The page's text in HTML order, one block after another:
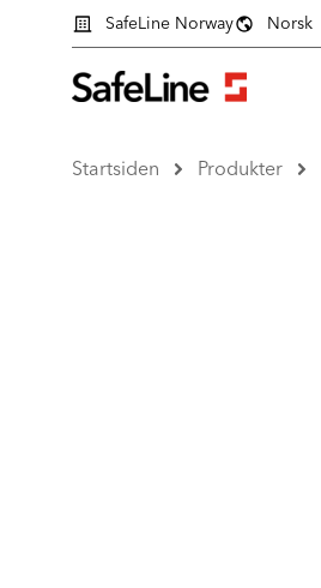
SafeLine Norway Norsk
Startsiden Produkter